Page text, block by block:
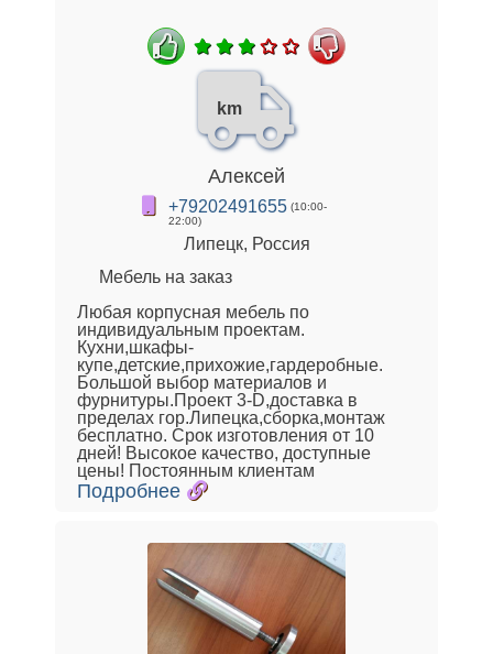
km
Алексей
+79202491655 (10:00-
22:00)
Липецк, Россия
Мебель на заказ
Любая корпусная мебель по
индивидуальным проектам.
Кухни,шкафы-
купе,детские,прихожие,гардеробные.
Большой выбор материалов и
фурнитуры.Проект 3-D,доставка в
пределах гор.Липецка,сборка,монтаж
бесплатно. Срок изготовления от 10
дней! Высокое качество, доступные
цены! Постоянным клиентам
Подробнее